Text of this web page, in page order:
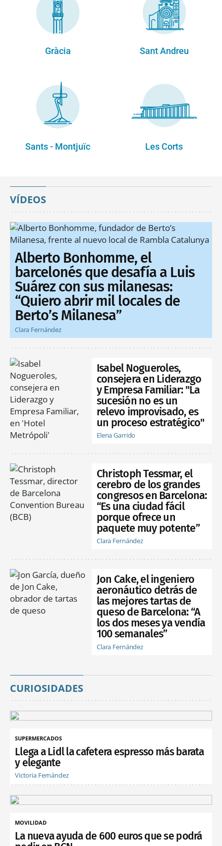
Gràcia Sant Andreu
Sants - Montjuïc Les Corts
VÍDEOS
Alberto Bonhomme, el
barcelonés que desafía a Luis
Suárez con sus milanesas:
“Quiero abrir mil locales de
Berto’s Milanesa”
Clara Fernández
Isabel Nogueroles,
consejera en Liderazgo
y Empresa Familiar: "La
sucesión no es un
relevo improvisado, es
un proceso estratégico"
Elena Garrido
Christoph Tessmar, el
cerebro de los grandes
congresos en Barcelona:
“Es una ciudad fácil
porque ofrece un
paquete muy potente”
Clara Fernández
Jon Cake, el ingeniero
aeronáutico detrás de
las mejores tartas de
queso de Barcelona: “A
los dos meses ya vendía
100 semanales”
Clara Fernández
CURIOSIDADES
SUPERMERCADOS
Llega a Lidl la cafetera espresso más barata
y elegante
Victoria Fernández
MOVILIDAD
La nueva ayuda de 600 euros que se podrá